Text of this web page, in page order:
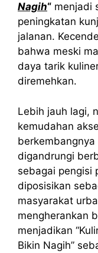
Nagih“ menjadi
peningkatan
jalanan.
bahwa meski
daya tarik
diremehkan.
Lebih jauh lagi,
kemudahan
digandrungi
sebagai pengisi
diposisikan
masyarakat
mengherankan
menjadikan
Bikin Nagih”